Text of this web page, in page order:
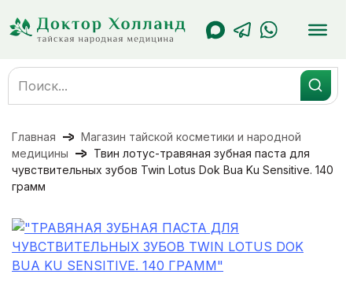
содержанию
Search
for:
Главная
Магазин тайской косметики и народной
медицины
Твин лотус-травяная зубная паста для
чувствительных зубов Twin Lotus Dok Bua Ku Sensitive. 140
грамм